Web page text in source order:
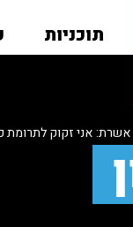
תוכניות
אשרת: אני זקוק לתרומת